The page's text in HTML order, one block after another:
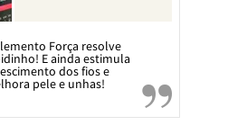
Força resolve
E ainda estimula
dos fios e
pele e unhas!